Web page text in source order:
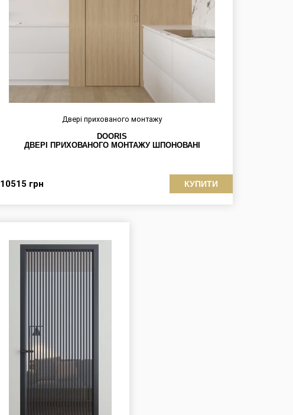
Двері прихованого монтажу
DOORIS
ДВЕРІ ПРИХОВАНОГО МОНТАЖУ ШПОНОВАНІ
10515 грн КУПИТИ